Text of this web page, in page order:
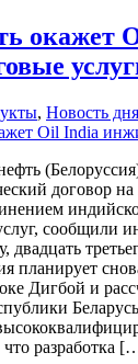
окажет
, Новость дня
договор на
сообщили
двадцать
планирует
Дигбой и
разработка